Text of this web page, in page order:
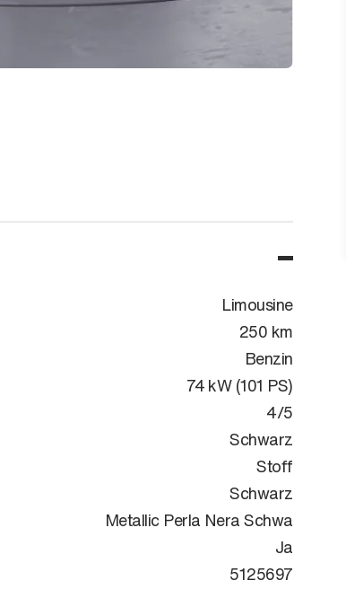
Limousine
250 km
Benzin
74 kW (101 PS)
4/5
Schwarz
Stoff
Schwarz
Metallic Perla Nera Schwa
Ja
5125697